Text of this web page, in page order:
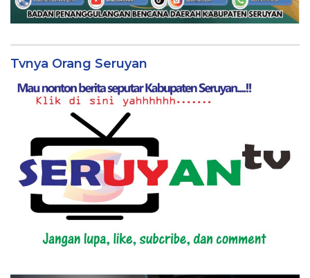
Tvnya Orang Seruyan